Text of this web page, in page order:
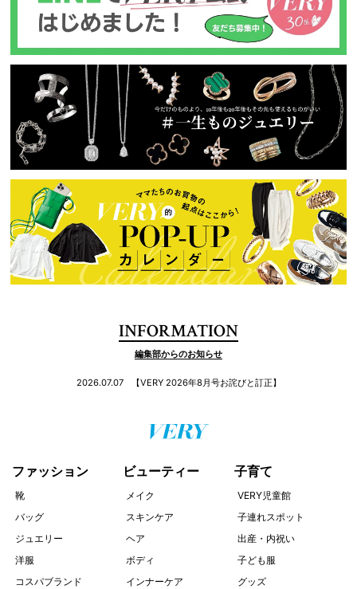
INFORMATION
編集部からのお知らせ
2026.07.07 【VERY 2026年8月号お詫びと訂正】
ファッション
靴
バッグ
ジュエリー
洋服
コスパブランド
ビューティー
メイク
スキンケア
ヘア
ボディ
インナーケア
子育て
VERY児童館
子連れスポット
出産・内祝い
子ども服
グッズ